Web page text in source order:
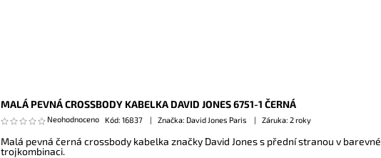
MALÁ PEVNÁ CROSSBODY KABELKA DAVID JONES 6751-1 ČERNÁ
Neohodnoceno Kód: 16837 Značka: David Jones Paris Záruka: 2 roky
Malá pevná černá crossbody kabelka značky David Jones s přední stranou v barevné
trojkombinaci.